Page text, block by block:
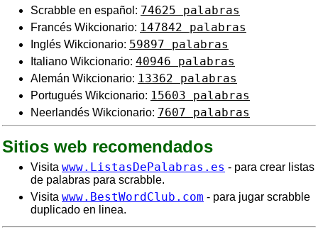
Scrabble en español: 74625 palabras
Francés Wikcionario: 147842 palabras
Inglés Wikcionario: 59897 palabras
Italiano Wikcionario: 40946 palabras
Alemán Wikcionario: 13362 palabras
Portugués Wikcionario: 15603 palabras
Neerlandés Wikcionario: 7607 palabras
Sitios web recomendados
Visita www.ListasDePalabras.es - para crear listas
de palabras para scrabble.
Visita www.BestWordClub.com - para jugar scrabble
duplicado en linea.